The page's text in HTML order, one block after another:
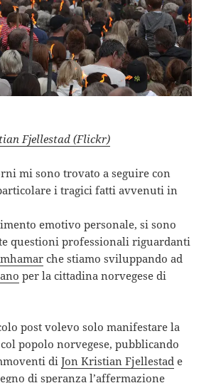
Fjellestad (Flickr)
mi sono trovato a seguire con
i tragici fatti avvenuti in
emotivo personale, si sono
questioni professionali riguardanti
che stiamo sviluppando ad
per la cittadina norvegese di
post volevo solo manifestare la
popolo norvegese, pubblicando
diJon Kristian Fjellestad e
di speranza l’affermazione